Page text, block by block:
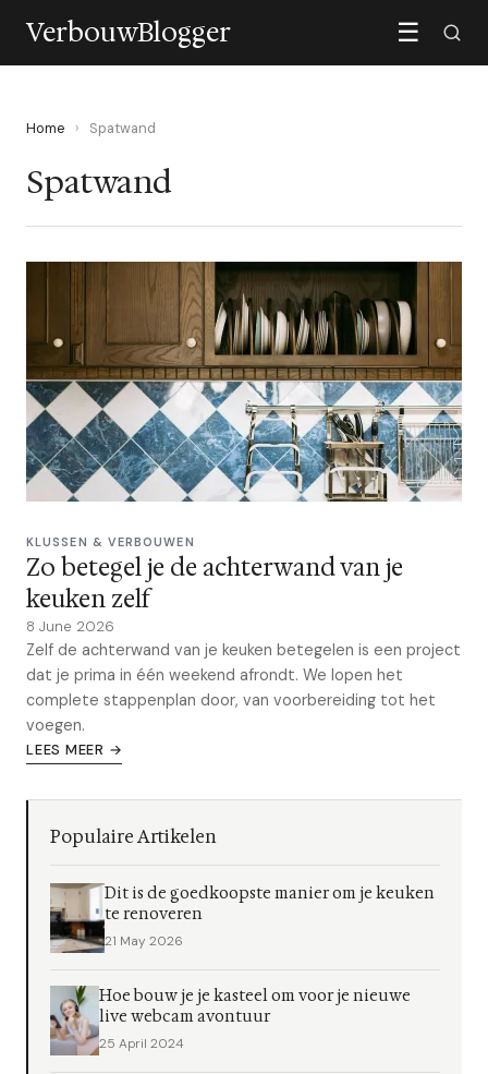
VerbouwBlogger ☰
Home › Spatwand
Spatwand
KLUSSEN & VERBOUWEN
Zo betegel je de achterwand van je
keuken zelf
8 June 2026
Zelf de achterwand van je keuken betegelen is een project
dat je prima in één weekend afrondt. We lopen het
complete stappenplan door, van voorbereiding tot het
voegen.
LEES MEER →
Populaire Artikelen
Dit is de goedkoopste manier om je keuken
te renoveren
21 May 2026
Hoe bouw je je kasteel om voor je nieuwe
live webcam avontuur
25 April 2024